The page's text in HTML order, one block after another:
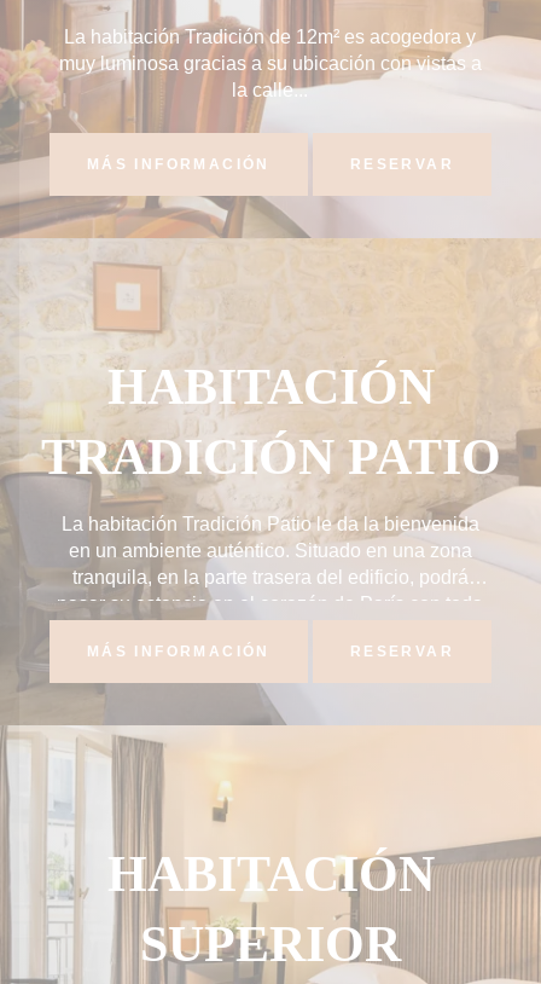
La habitación Tradición de 12m² es acogedora y
muy luminosa gracias a su ubicación con vistas a
la calle...
MÁS INFORMACIÓN RESERVAR
HABITACIÓN
TRADICIÓN PATIO
La habitación Tradición Patio le da la bienvenida
en un ambiente auténtico. Situado en una zona
tranquila, en la parte trasera del edificio, podrá
pasar su estancia en el corazón de París con toda
MÁS INFORMACIÓN RESERVAR
HABITACIÓN
SUPERIOR